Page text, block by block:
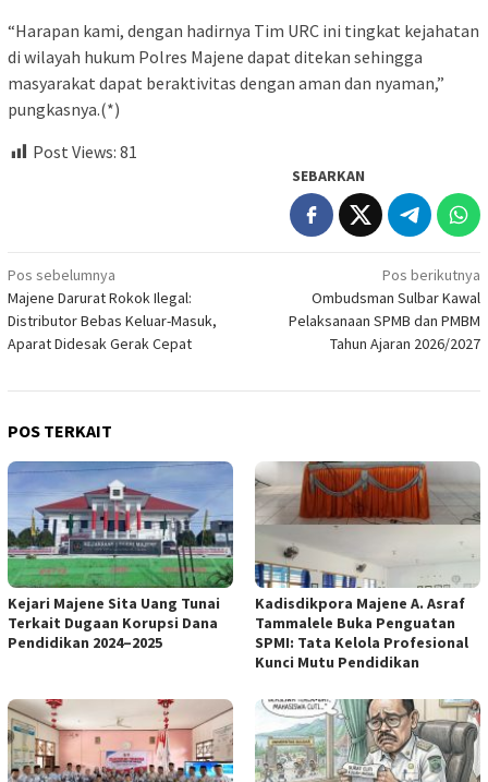
“Harapan kami, dengan hadirnya Tim URC ini tingkat kejahatan
di wilayah hukum Polres Majene dapat ditekan sehingga
masyarakat dapat beraktivitas dengan aman dan nyaman,”
pungkasnya.(*)
Post Views: 81
SEBARKAN
Navigasi
pos
Pos sebelumnya
Majene Darurat Rokok Ilegal:
Distributor Bebas Keluar-Masuk,
Aparat Didesak Gerak Cepat
Pos berikutnya
Ombudsman Sulbar Kawal
Pelaksanaan SPMB dan PMBM
Tahun Ajaran 2026/2027
POS TERKAIT
Kejari Majene Sita Uang Tunai
Terkait Dugaan Korupsi Dana
Pendidikan 2024–2025
Kadisdikpora Majene A. Asraf
Tammalele Buka Penguatan
SPMI: Tata Kelola Profesional
Kunci Mutu Pendidikan